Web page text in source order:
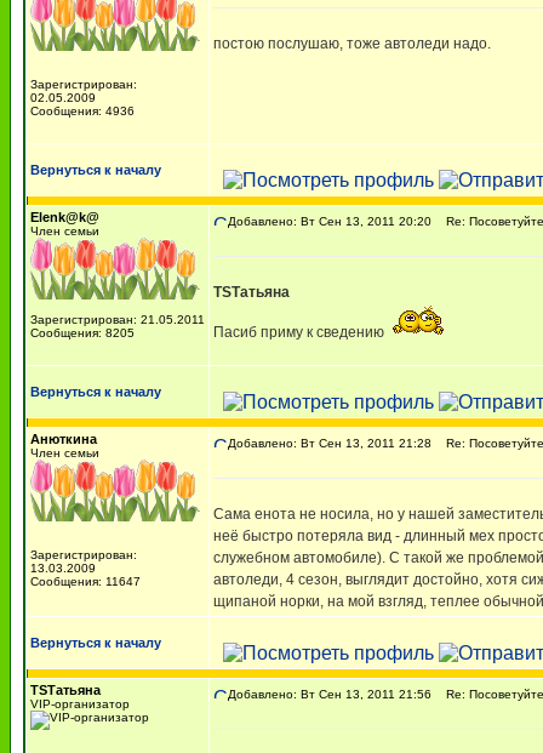
Зарегистрирован:
02.05.2009
Сообщения: 4936
постою послушаю, тоже автоледи надо.
Вернуться к началу
Elenk@k@
Член семьи
Зарегистрирован: 21.05.2011
Сообщения: 8205
Добавлено: Вт Сен 13, 2011 20:20 Re:
TSТатьяна
Пасиб приму к сведению
Вернуться к началу
Анюткина
Член семьи
Зарегистрирован:
13.03.2009
Сообщения: 11647
Добавлено: Вт Сен 13, 2011 21:28 Re:
Сама енота не носила, но у нашей
неё быстро потеряла вид - длинный мех
служебном автомобиле). С такой же
автоледи, 4 сезон, выглядит достойно, хотя
щипаной норки, на мой взгляд, теплее
Вернуться к началу
TSТатьяна
VIP-организатор
Добавлено: Вт Сен 13, 2011 21:56 Re: